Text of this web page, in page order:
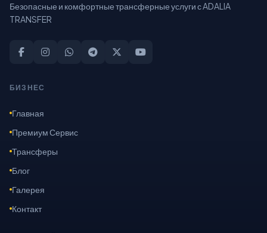
Безопасные и комфортные трансферные услуги с ADALIA
TRANSFER
БИЗНЕС
Главная
Премиум Сервис
Трансферы
Блог
Галерея
Контакт